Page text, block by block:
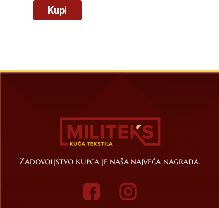
Kupi
Zadovoljstvo kupca je naša najveća nagrada.